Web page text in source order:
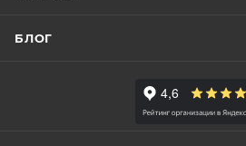
БЛОГ